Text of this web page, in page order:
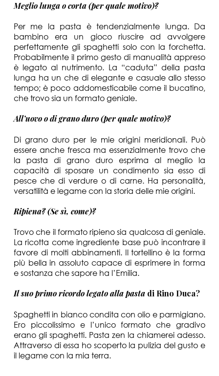
Meglio lunga o corta (per quale motivo)?
Per me la pasta è tendenzialmente lunga. Da
bambino era un gioco riuscire ad avvolgere
perfettamente gli spaghetti solo con la forchetta.
Probabilmente il primo gesto di manualità appreso
è legato al nutrimento. La “caduta” della pasta
lunga ha un che di elegante e casuale allo stesso
tempo; è poco addomesticabile come il bucatino,
che trovo sia un formato geniale.
All’uovo o di grano duro (per quale motivo)?
Di grano duro per le mie origini meridionali. Può
essere anche fresca ma essenzialmente trovo che
la pasta di grano duro esprima al meglio la
capacità di sposare un condimento sia esso di
pesce che di verdure o di carne. Ha personalità,
versatilità e legame con la storia delle mie origini.
Ripiena? (Se sì, come)?
Trovo che il formato ripieno sia qualcosa di geniale.
La ricotta come ingrediente base può incontrare il
favore di molti abbinamenti. Il tortellino è la forma
più bella in assoluto capace di esprimere in forma
e sostanza che sapore ha l’Emilia.
Il suo primo ricordo legato alla pasta di Rino Duca?
Spaghetti in bianco condita con olio e parmigiano.
Ero piccolissimo e l’unico formato che gradivo
erano gli spaghetti. Pasta zen la chiamerei adesso.
Attraverso di essa ho scoperto la pulizia del gusto e
il legame con la mia terra.